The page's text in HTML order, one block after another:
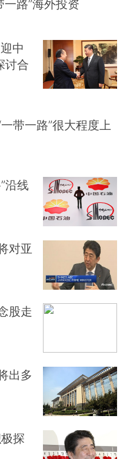
路”海外投资
中
讨合
带一路”很大程度上
沿线
对亚
股走
出多
探